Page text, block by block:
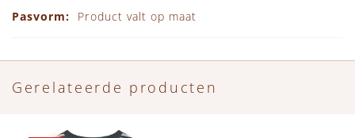
Product valt op maat
Gerelateerde producten